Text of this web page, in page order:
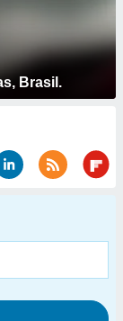
Brasil.